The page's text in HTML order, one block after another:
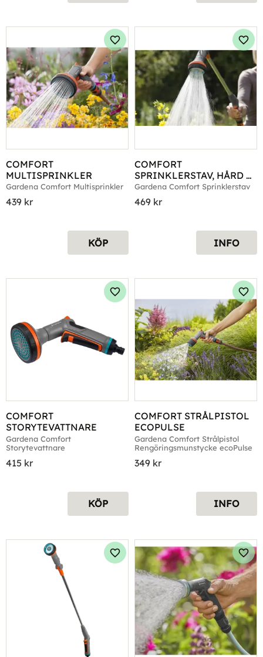
COMFORT
MULTISPRINKLER
Gardena Comfort Multisprinkler
439 kr
Lägg till i favoriter
KÖP
COMFORT
SPRINKLERSTAV, HÅRD
STRÅLE, SPRAY OCH
DUSCH
Gardena Comfort Sprinklerstav
469 kr
INFO
COMFORT
STORYTEVATTNARE
Gardena Comfort
Storytevattnare
415 kr
Lägg till i favoriter
KÖP
COMFORT STRÅLPISTOL
ECOPULSE
Gardena Comfort Strålpistol
Rengöringsmunstycke ecoPulse
349 kr
INFO
Lägg till i favoriter